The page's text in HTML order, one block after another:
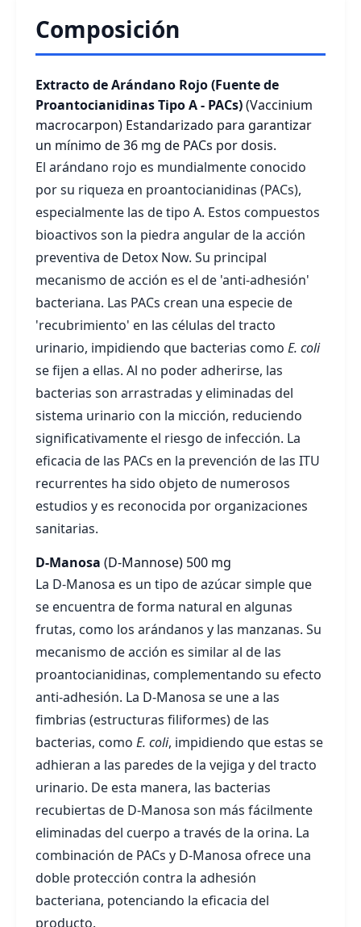
Composición
Extracto de Arándano Rojo (Fuente de
Proantocianidinas Tipo A - PACs)(Vaccinium
macrocarpon) Estandarizado para garantizar
un mínimo de 36 mg de PACs por dosis.
El arándano rojo es mundialmente conocido
por su riqueza en proantocianidinas (PACs),
especialmente las de tipo A. Estos compuestos
bioactivos son la piedra angular de la acción
preventiva de Detox Now. Su principal
mecanismo de acción es el de 'anti-adhesión'
bacteriana. Las PACs crean una especie de
'recubrimiento' en las células del tracto
urinario, impidiendo que bacterias como E. coli
se fijen a ellas. Al no poder adherirse, las
bacterias son arrastradas y eliminadas del
sistema urinario con la micción, reduciendo
significativamente el riesgo de infección. La
eficacia de las PACs en la prevención de las ITU
recurrentes ha sido objeto de numerosos
estudios y es reconocida por organizaciones
sanitarias.
D-Manosa (D-Mannose) 500 mg
La D-Manosa es un tipo de azúcar simple que
se encuentra de forma natural en algunas
frutas, como los arándanos y las manzanas. Su
mecanismo de acción es similar al de las
proantocianidinas, complementando su efecto
anti-adhesión. La D-Manosa se une a las
fimbrias (estructuras filiformes) de las
bacterias, como E. coli, impidiendo que estas se
adhieran a las paredes de la vejiga y del tracto
urinario. De esta manera, las bacterias
recubiertas de D-Manosa son más fácilmente
eliminadas del cuerpo a través de la orina. La
combinación de PACs y D-Manosa ofrece una
doble protección contra la adhesión
bacteriana, potenciando la eficacia del
producto.